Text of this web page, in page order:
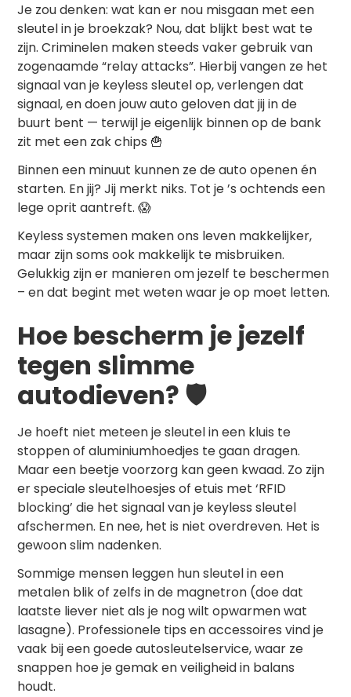
Je zou denken: wat kan er nou misgaan met een
sleutel in je broekzak? Nou, dat blijkt best wat te
zijn. Criminelen maken steeds vaker gebruik van
zogenaamde “relay attacks”. Hierbij vangen ze het
signaal van je keyless sleutel op, verlengen dat
signaal, en doen jouw auto geloven dat jij in de
buurt bent — terwijl je eigenlijk binnen op de bank
zit met een zak chips 🍟
Binnen een minuut kunnen ze de auto openen én
starten. En jij? Jij merkt niks. Tot je ’s ochtends een
lege oprit aantreft. 😱
Keyless systemen maken ons leven makkelijker,
maar zijn soms ook makkelijk te misbruiken.
Gelukkig zijn er manieren om jezelf te beschermen
– en dat begint met weten waar je op moet letten.
Hoe bescherm je jezelf
tegen slimme
autodieven? 🛡️
Je hoeft niet meteen je sleutel in een kluis te
stoppen of aluminiumhoedjes te gaan dragen.
Maar een beetje voorzorg kan geen kwaad. Zo zijn
er speciale sleutelhoesjes of etuis met ‘RFID
blocking’ die het signaal van je keyless sleutel
afschermen. En nee, het is niet overdreven. Het is
gewoon slim nadenken.
Sommige mensen leggen hun sleutel in een
metalen blik of zelfs in de magnetron (doe dat
laatste liever niet als je nog wilt opwarmen wat
lasagne). Professionele tips en accessoires vind je
vaak bij een goedeautosleutelservice, waar ze
snappen hoe je gemak en veiligheid in balans
houdt.